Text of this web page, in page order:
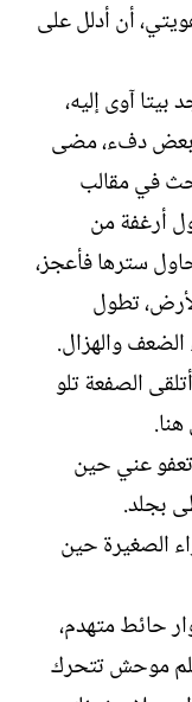
أن أدلل على
آوى إليه،
بعض دفء، مضى
في مقالب
أرغفة من
سترها فأعجز،
تطول
الضعف والهزال.
الصفعة تلو
عني حين
بجلد.
الصغيرة حين
حائط متهدم،
موحش تتحرك